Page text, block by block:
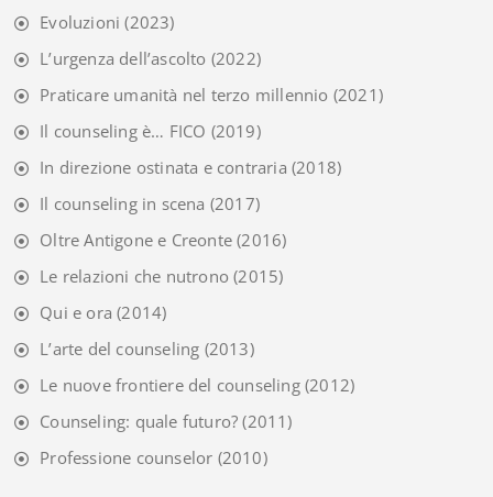
Evoluzioni (2023)
L’urgenza dell’ascolto (2022)
Praticare umanità nel terzo millennio (2021)
Il counseling è… FICO (2019)
In direzione ostinata e contraria (2018)
Il counseling in scena (2017)
Oltre Antigone e Creonte (2016)
Le relazioni che nutrono (2015)
Qui e ora (2014)
L’arte del counseling (2013)
Le nuove frontiere del counseling(2012)
Counseling: quale futuro? (2011)
Professione counselor (2010)